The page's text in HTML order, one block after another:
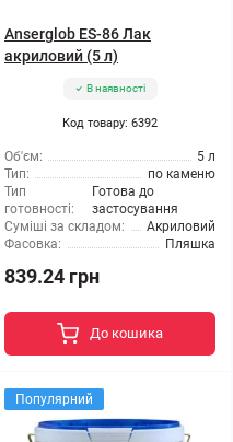
Anserglob ES-86 Лак
акриловий (5 л)
В наявності
Код товару: 6392
Об'єм:
5 л
Тип:
по каменю
Тип
готовності:
Готова до
застосування
Суміші за складом:
Акриловий
Фасовка:
Пляшка
839.24 грн
До кошика
Популярний